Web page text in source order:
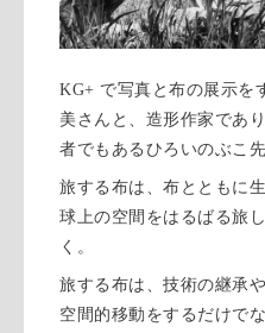
KG+ で写真と布の展示を
美さんと、造形作家であ
者でもあるひろいのぶこ
旅する布は、布とともに
球上の空間をはるばる旅
く。
旅する布は、技術の継承
空間的移動をするだけで